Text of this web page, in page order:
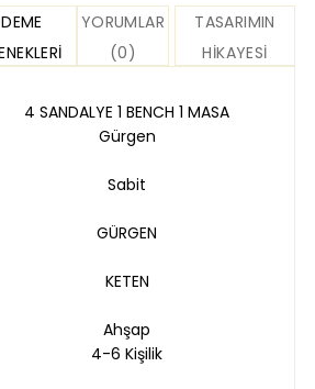
YORUMLAR
(0)
TASARIMIN
HIKAYESI
4 SANDALYE 1 BENCH 1 MASA
Gürgen
Sabit
GÜRGEN
KETEN
Ahşap
4-6 Kişilik